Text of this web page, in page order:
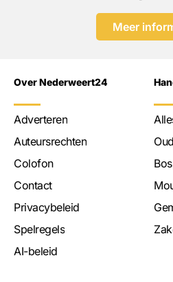
Meer
Over Nederweert24
Adverteren
Auteursrechten
Colofon
Contact
Privacybeleid
Spelregels
AI-beleid